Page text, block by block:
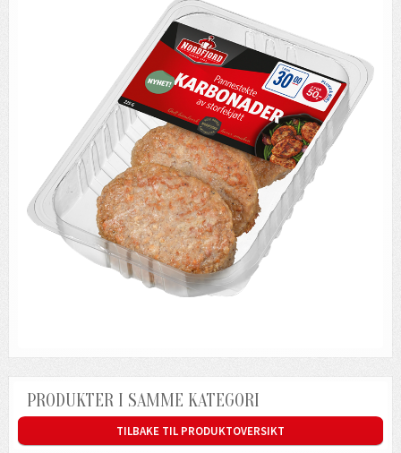
PRODUKTER I SAMME KATEGORI
TILBAKE TIL PRODUKTOVERSIKT